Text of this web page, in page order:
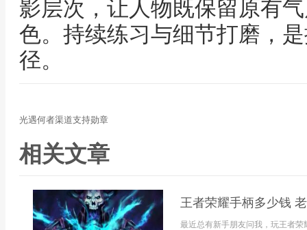
影层次，让人物既保留原有
色。持续练习与细节打磨，
径。
光遇何者渠道支持勋章
相关文章
王者荣耀手柄多少钱
最近总有新手朋友问我，玩王者